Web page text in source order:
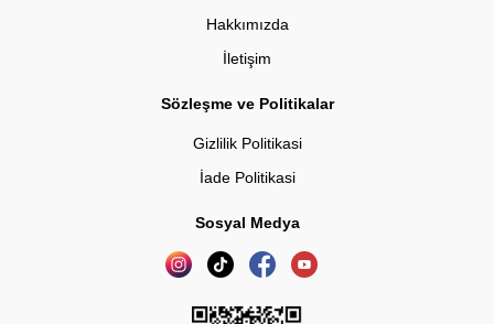
Hakkımızda
İletişim
Sözleşme ve Politikalar
Gizlilik Politikasi
İade Politikasi
Sosyal Medya